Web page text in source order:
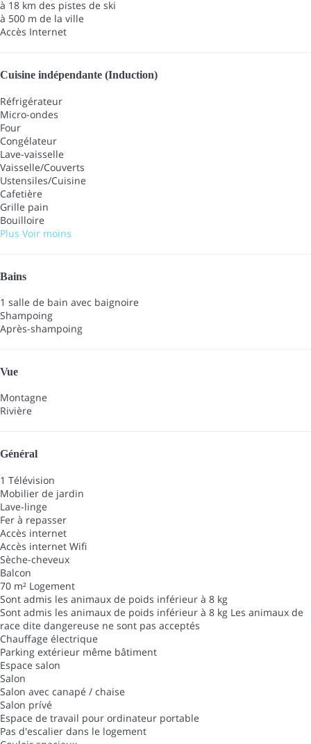
à 18 km des pistes de ski
à 500 m de la ville
Accès Internet
Cuisine indépendante (Induction)
Réfrigérateur
Micro-ondes
Four
Congélateur
Lave-vaisselle
Vaisselle/Couverts
Ustensiles/Cuisine
Cafetière
Grille pain
Bouilloire
Plus Voir moins
Bains
1 salle de bain avec baignoire
Shampoing
Après-shampoing
Vue
Montagne
Rivière
Général
1 Télévision
Mobilier de jardin
Lave-linge
Fer à repasser
Accès internet
Accès internet Wifi
Sèche-cheveux
Balcon
70 m² Logement
Sont admis les animaux de poids inférieur à 8 kg
Sont admis les animaux de poids inférieur à 8 kg Les animaux de
race dite dangereuse ne sont pas acceptés
Chauffage électrique
Parking extérieur même bâtiment
Espace salon
Salon
Salon avec canapé / chaise
Salon prívé
Espace de travail pour ordinateur portable
Pas d'escalier dans le logement